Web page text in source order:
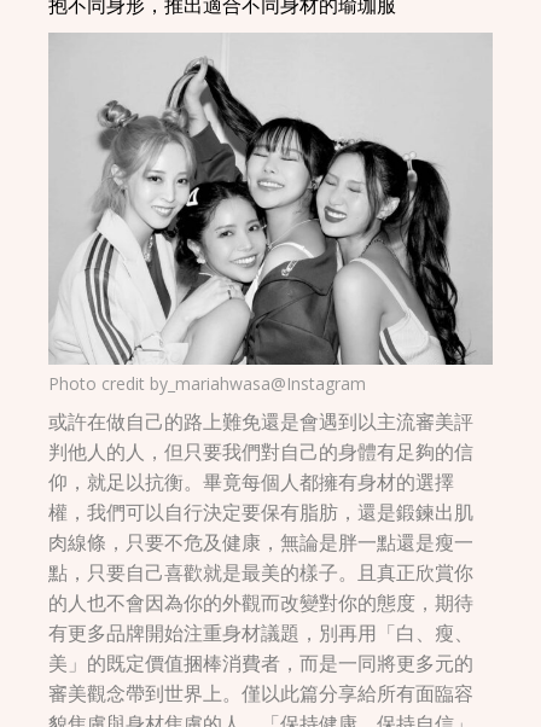
Photo credit by _mariahwasa@Instagram
或許在做自己的路上難免還是會遇到以主流審美評
判他人的人，但只要我們對自己的身體有足夠的信
仰，就足以抗衡。畢竟每個人都擁有身材的選擇
權，我們可以自行決定要保有脂肪，還是鍛鍊出肌
肉線條，只要不危及健康，無論是胖一點還是瘦一
點，只要自己喜歡就是最美的樣子。且真正欣賞你
的人也不會因為你的外觀而改變對你的態度，期待
有更多品牌開始注重身材議題，別再用「白、瘦、
美」的既定價值捆棒消費者，而是一同將更多元的
審美觀念帶到世界上。僅以此篇分享給所有面臨容